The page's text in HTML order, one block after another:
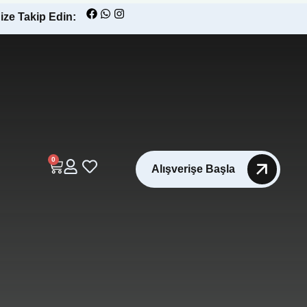
Takip Edin:
0
Alışverişe Başla